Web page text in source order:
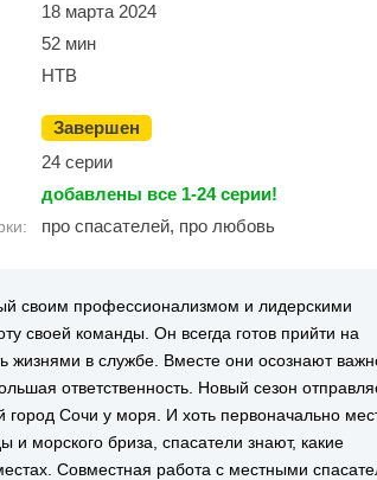
18 марта 2024
52 мин
НТВ
Завершен
24 серии
добавлены все 1-24 серии!
про спасателей, про любовь
своим профессионализмом и лидерскими
своей команды. Он всегда готов прийти на
жизнями в службе. Вместе они осознают
ответственность. Новый сезон
Сочи у моря. И хоть первоначально
морского бриза, спасатели знают, какие
Совместная работа с местными